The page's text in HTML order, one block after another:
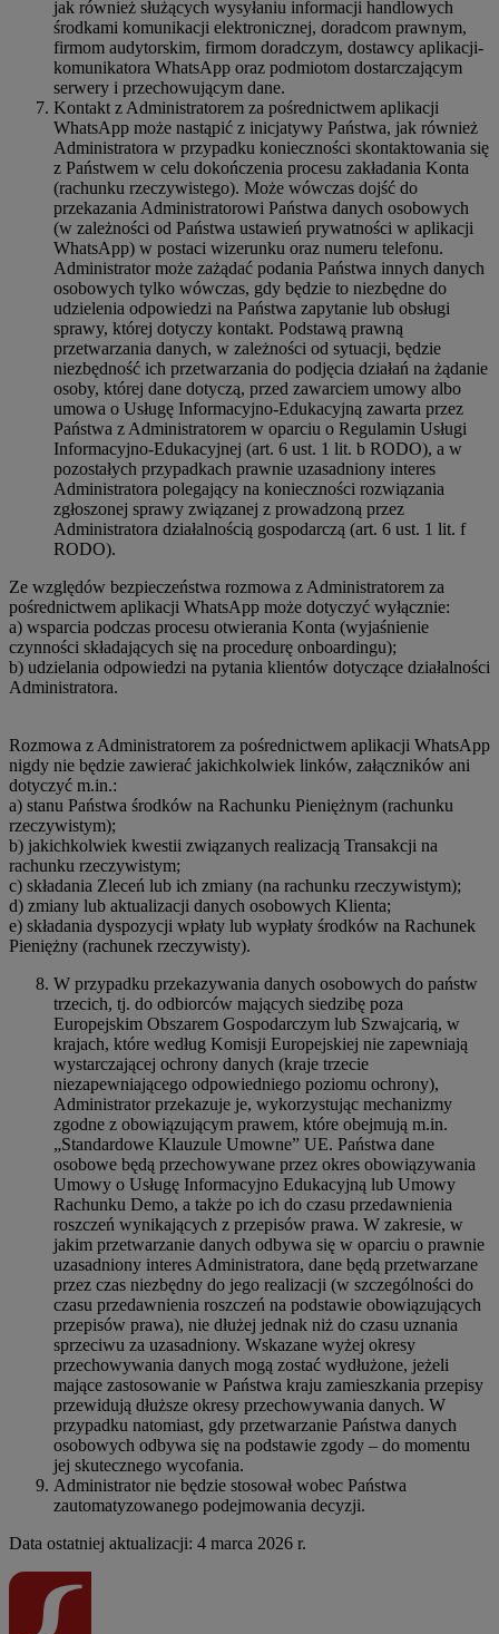
jak również służących wysyłaniu informacji handlowych
środkami komunikacji elektronicznej, doradcom prawnym,
firmom audytorskim, firmom doradczym, dostawcy aplikacji-
komunikatora WhatsApp oraz podmiotom dostarczającym
serwery i przechowującym dane.
Kontakt z Administratorem za pośrednictwem aplikacji
WhatsApp może nastąpić z inicjatywy Państwa, jak również
Administratora w przypadku konieczności skontaktowania się
z Państwem w celu dokończenia procesu zakładania Konta
(rachunku rzeczywistego). Może wówczas dojść do
przekazania Administratorowi Państwa danych osobowych
(w zależności od Państwa ustawień prywatności w aplikacji
WhatsApp) w postaci wizerunku oraz numeru telefonu.
Administrator może zażądać podania Państwa innych danych
osobowych tylko wówczas, gdy będzie to niezbędne do
udzielenia odpowiedzi na Państwa zapytanie lub obsługi
sprawy, której dotyczy kontakt. Podstawą prawną
przetwarzania danych, w zależności od sytuacji, będzie
niezbędność ich przetwarzania do podjęcia działań na żądanie
osoby, której dane dotyczą, przed zawarciem umowy albo
umowa o Usługę Informacyjno-Edukacyjną zawarta przez
Państwa z Administratorem w oparciu o Regulamin Usługi
Informacyjno-Edukacyjnej (art. 6 ust. 1 lit. b RODO), a w
pozostałych przypadkach prawnie uzasadniony interes
Administratora polegający na konieczności rozwiązania
zgłoszonej sprawy związanej z prowadzoną przez
Administratora działalnością gospodarczą (art. 6 ust. 1 lit. f
RODO).
Ze względów bezpieczeństwa rozmowa z Administratorem za
pośrednictwem aplikacji WhatsApp może dotyczyć wyłącznie:
a) wsparcia podczas procesu otwierania Konta (wyjaśnienie
czynności składających się na procedurę onboardingu);
b) udzielania odpowiedzi na pytania klientów dotyczące działalności
Administratora.
Rozmowa z Administratorem za pośrednictwem aplikacji WhatsApp
nigdy nie będzie zawierać jakichkolwiek linków, załączników ani
dotyczyć m.in.:
a) stanu Państwa środków na Rachunku Pieniężnym (rachunku
rzeczywistym);
b) jakichkolwiek kwestii związanych realizacją Transakcji na
rachunku rzeczywistym;
c) składania Zleceń lub ich zmiany (na rachunku rzeczywistym);
d) zmiany lub aktualizacji danych osobowych Klienta;
e) składania dyspozycji wpłaty lub wypłaty środków na Rachunek
Pieniężny (rachunek rzeczywisty).
W przypadku przekazywania danych osobowych do państw
trzecich, tj. do odbiorców mających siedzibę poza
Europejskim Obszarem Gospodarczym lub Szwajcarią, w
krajach, które według Komisji Europejskiej nie zapewniają
wystarczającej ochrony danych (kraje trzecie
niezapewniającego odpowiedniego poziomu ochrony),
Administrator przekazuje je, wykorzystując mechanizmy
zgodne z obowiązującym prawem, które obejmują m.in.
„Standardowe Klauzule Umowne” UE. Państwa dane
osobowe będą przechowywane przez okres obowiązywania
Umowy o Usługę Informacyjno Edukacyjną lub Umowy
Rachunku Demo, a także po ich do czasu przedawnienia
roszczeń wynikających z przepisów prawa. W zakresie, w
jakim przetwarzanie danych odbywa się w oparciu o prawnie
uzasadniony interes Administratora, dane będą przetwarzane
przez czas niezbędny do jego realizacji (w szczególności do
czasu przedawnienia roszczeń na podstawie obowiązujących
przepisów prawa), nie dłużej jednak niż do czasu uznania
sprzeciwu za uzasadniony. Wskazane wyżej okresy
przechowywania danych mogą zostać wydłużone, jeżeli
mające zastosowanie w Państwa kraju zamieszkania przepisy
przewidują dłuższe okresy przechowywania danych. W
przypadku natomiast, gdy przetwarzanie Państwa danych
osobowych odbywa się na podstawie zgody – do momentu
jej skutecznego wycofania.
Administrator nie będzie stosował wobec Państwa
zautomatyzowanego podejmowania decyzji.
Data ostatniej aktualizacji: 4 marca 2026 r.